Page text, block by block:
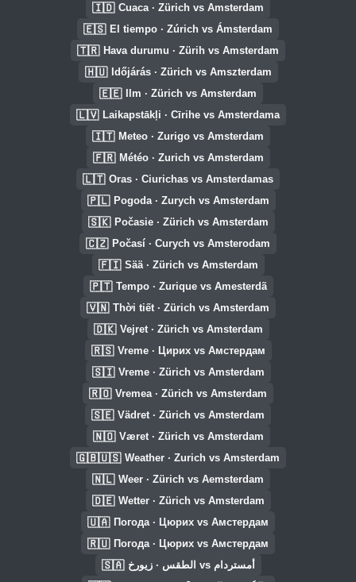
🇮🇩 Cuaca · Zürich vs Amsterdam
🇪🇸 El tiempo · Zúrich vs Ámsterdam
🇹🇷 Hava durumu · Zürih vs Amsterdam
🇭🇺 Időjárás · Zürich vs Amszterdam
🇪🇪 Ilm · Zürich vs Amsterdam
🇱🇻 Laikapstākļi · Cīrihe vs Amsterdama
🇮🇹 Meteo · Zurigo vs Amsterdam
🇫🇷 Météo · Zurich vs Amsterdam
🇱🇹 Oras · Ciurichas vs Amsterdamas
🇵🇱 Pogoda · Zurych vs Amsterdam
🇸🇰 Počasie · Zürich vs Amsterdam
🇨🇿 Počasí · Curych vs Amsterodam
🇫🇮 Sää · Zürich vs Amsterdam
🇵🇹 Tempo · Zurique vs Amesterdã
🇻🇳 Thời tiết · Zürich vs Amsterdam
🇩🇰 Vejret · Zürich vs Amsterdam
🇷🇸 Vreme · Цирих vs Амстердам
🇸🇮 Vreme · Zürich vs Amsterdam
🇷🇴 Vremea · Zürich vs Amsterdam
🇸🇪 Vädret · Zürich vs Amsterdam
🇳🇴 Været · Zürich vs Amsterdam
🇬🇧🇺🇸 Weather · Zurich vs Amsterdam
🇳🇱 Weer · Zürich vs Aemsterdam
🇩🇪 Wetter · Zürich vs Amsterdam
🇺🇦 Погода · Цюрих vs Амстердам
🇷🇺 Погода · Цюрих vs Амстердам
🇸🇦 الطقس · زيورخ vs أمستردام